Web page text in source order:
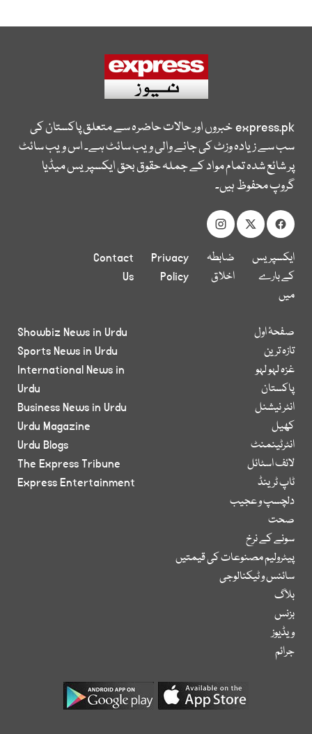
express.pkخبروں اور حالات حاضرہ سے متعلق پاکستان کی
سب سے زیادہ وزٹ کی جانے والی ویب سائٹ ہے۔ اس ویب سائٹ
پر شائع شدہ تمام مواد کے جملہ حقوق بحق ایکسپریس میڈیا
گروپ محفوظ ہیں۔
ایکسپریس
کے بارے
میں
ضابطہ
اخلاق
Privacy
Policy
Contact
Us
صفحۂ اول
تازہ ترین
غزہ لہو لہو
پاکستان
انٹر نیشنل
کھیل
انٹرٹینمنٹ
لائف اسٹائل
ٹاپ ٹرینڈ
دلچسپ و عجیب
صحت
سونے کے نرخ
پیٹرولیم مصنوعات کی قیمتیں
سائنس و ٹیکنالوجی
بلاگ
بزنس
ویڈیوز
جرائم
Showbiz News in Urdu
Sports News in Urdu
International News in
Urdu
Business News in Urdu
Urdu Magazine
Urdu Blogs
The Express Tribune
Express Entertainment